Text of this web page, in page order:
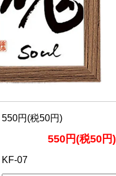
550円(税50円)
550円(税50円)
KF-07